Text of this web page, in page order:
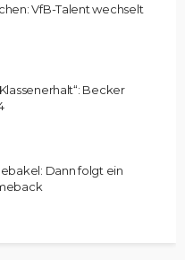
VfB-Talent wechselt
Becker
Dann folgt ein